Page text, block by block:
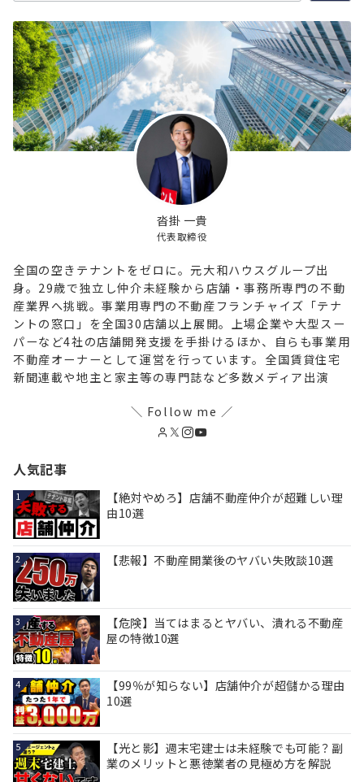
沓掛 一貴
代表取締役
全国の空きテナントをゼロに。元大和ハウスグループ出
身。29歳で独立し仲介未経験から店舗・事務所専門の不動
産業界へ挑戦。事業用専門の不動産フランチャイズ「テナ
ントの窓口」を全国30店舗以上展開。上場企業や大型スー
パーなど4社の店舗開発支援を手掛けるほか、自らも事業用
不動産オーナーとして運営を行っています。全国賃貸住宅
新聞連載や地主と家主等の専門誌など多数メディア出演
＼ Follow me ／
人気記事
1
【絶対やめろ】店舗不動産仲介が超難しい理
由10選
2 【悲報】不動産開業後のヤバい失敗談10選
3
【危険】当てはまるとヤバい、潰れる不動産
屋の特徴10選
4
【99％が知らない】店舗仲介が超儲かる理由
10選
5
【光と影】週末宅建士は未経験でも可能？副
業のメリットと悪徳業者の見極め方を解説